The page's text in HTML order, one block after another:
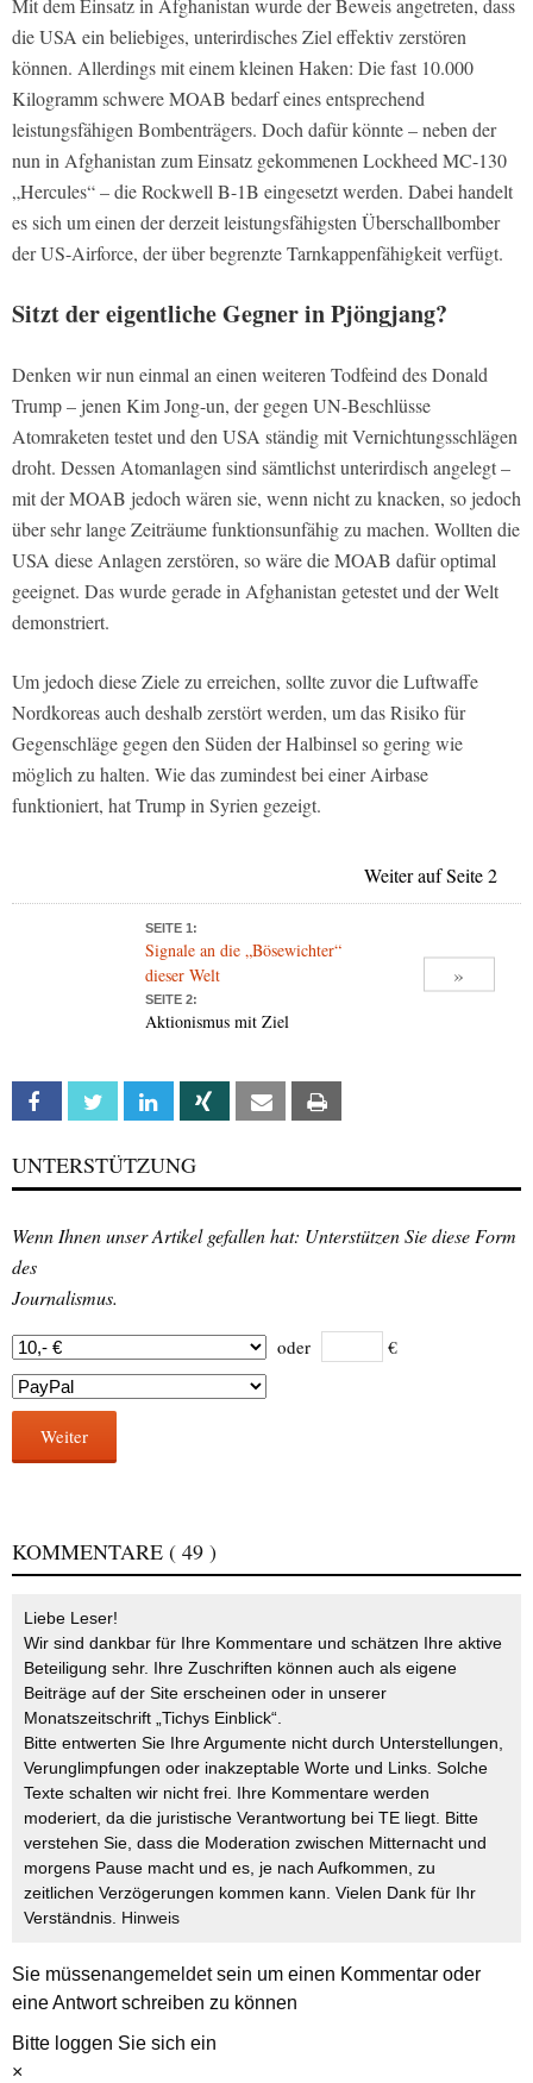
Mit dem Einsatz in Afghanistan wurde der Beweis angetreten, dass
die USA ein beliebiges, unterirdisches Ziel effektiv zerstören
können. Allerdings mit einem kleinen Haken: Die fast 10.000
Kilogramm schwere MOAB bedarf eines entsprechend
leistungsfähigen Bombenträgers. Doch dafür könnte – neben der
nun in Afghanistan zum Einsatz gekommenen Lockheed MC-130
„Hercules“ – die Rockwell B-1B eingesetzt werden. Dabei handelt
es sich um einen der derzeit leistungsfähigsten Überschallbomber
der US-Airforce, der über begrenzte Tarnkappenfähigkeit verfügt.
Sitzt der eigentliche Gegner in Pjöngjang?
Denken wir nun einmal an einen weiteren Todfeind des Donald
Trump – jenen Kim Jong-un, der gegen UN-Beschlüsse
Atomraketen testet und den USA ständig mit Vernichtungsschlägen
droht. Dessen Atomanlagen sind sämtlichst unterirdisch angelegt –
mit der MOAB jedoch wären sie, wenn nicht zu knacken, so jedoch
über sehr lange Zeiträume funktionsunfähig zu machen. Wollten die
USA diese Anlagen zerstören, so wäre die MOAB dafür optimal
geeignet. Das wurde gerade in Afghanistan getestet und der Welt
demonstriert.
Um jedoch diese Ziele zu erreichen, sollte zuvor die Luftwaffe
Nordkoreas auch deshalb zerstört werden, um das Risiko für
Gegenschläge gegen den Süden der Halbinsel so gering wie
möglich zu halten. Wie das zumindest bei einer Airbase
funktioniert, hat Trump in Syrien gezeigt.
Weiter auf Seite 2
SEITE 1:
Signale an die „Bösewichter“
dieser Welt
SEITE 2:
Aktionismus mit Ziel
»
Facebook Twitter Linkedin Xing Email
UNTERSTÜTZUNG
Wenn Ihnen unser Artikel gefallen hat: Unterstützen Sie diese Form
des
Journalismus.
oder €
Weiter
KOMMENTARE ( 49 )
Liebe Leser!
Wir sind dankbar für Ihre Kommentare und schätzen Ihre aktive
Beteiligung sehr. Ihre Zuschriften können auch als eigene
Beiträge auf der Site erscheinen oder in unserer
Monatszeitschrift „Tichys Einblick“.
Bitte entwerten Sie Ihre Argumente nicht durch Unterstellungen,
Verunglimpfungen oder inakzeptable Worte und Links. Solche
Texte schalten wir nicht frei. Ihre Kommentare werden
moderiert, da die juristische Verantwortung bei TE liegt. Bitte
verstehen Sie, dass die Moderation zwischen Mitternacht und
morgens Pause macht und es, je nach Aufkommen, zu
zeitlichen Verzögerungen kommen kann. Vielen Dank für Ihr
Verständnis. Hinweis
Sie müssenangemeldetsein um einen Kommentar oder
eine Antwort schreiben zu können
Bitte loggen Sie sich ein
×